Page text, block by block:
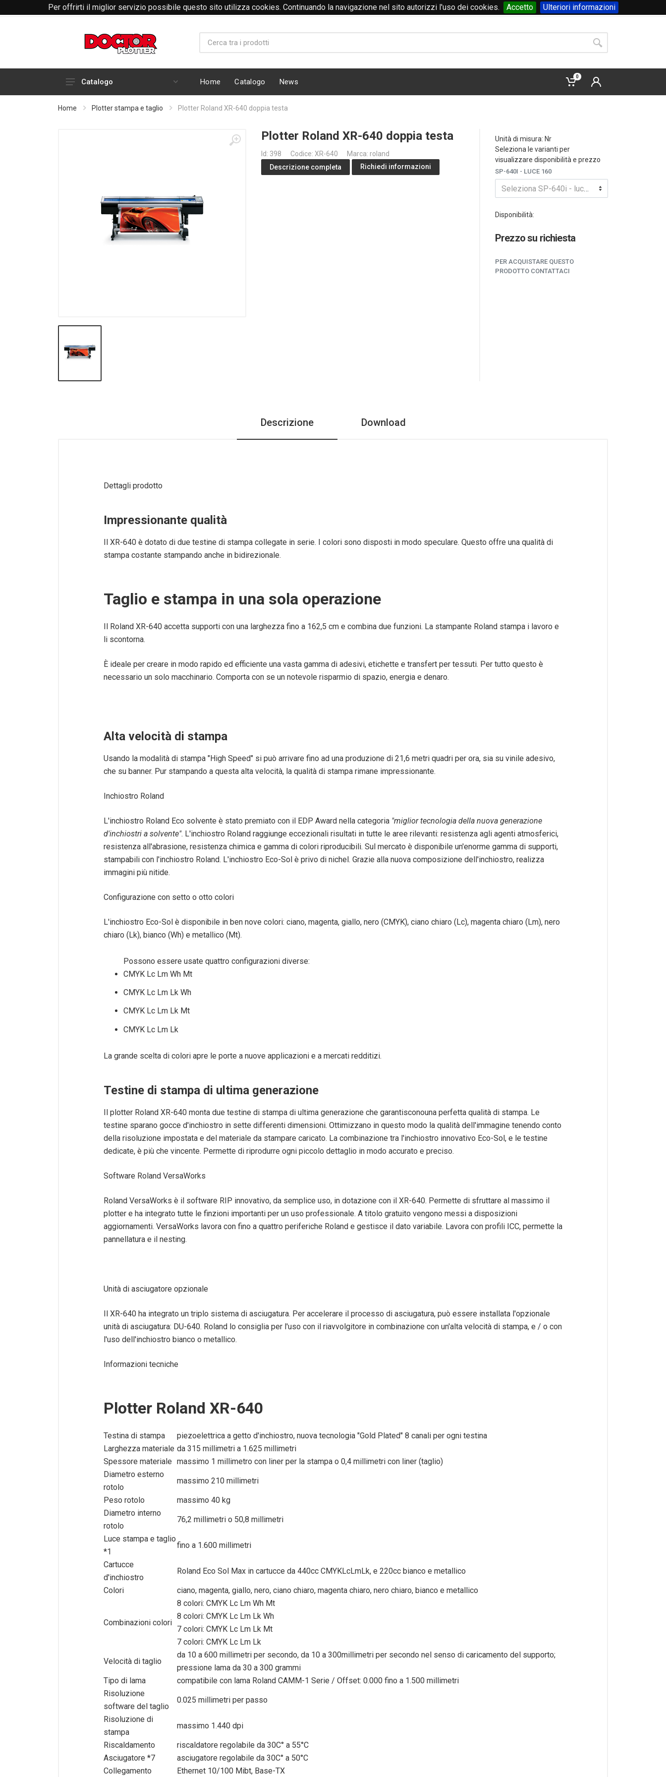
Per offrirti il miglior servizio possibile questo sito utilizza cookies. Continuando la navigazione nel sito autorizzi l'uso dei cookies. Accetto Ulteriori informazioni
Accedi oregistrati
HARDWARE
Catalogo Home Catalogo News
0
Home Plotter stampa e taglio Plotter Roland XR-640 doppia testa
Plotter Roland XR-640 doppia testa
Id: 398 Codice: XR-640
Marca: roland
Descrizione completa
Richiedi informazioni
Unità di misura: Nr
Seleziona le varianti per
visualizzare disponibilità e prezzo
SP-640I - LUCE 160
Seleziona SP-640i - luce 160
Disponibilità:
Prezzo su richiesta
PER ACQUISTARE QUESTO
PRODOTTO CONTATTACI
Descrizione Download
Dettagli prodotto
Impressionante qualità
Il XR-640 è dotato di due testine di stampa collegate in serie. I colori sono disposti in modo speculare. Questo offre una qualità di
stampa costante stampando anche in bidirezionale.
Taglio e stampa in una sola operazione
Il Roland XR-640 accetta supporti con una larghezza fino a 162,5 cm e combina due funzioni. La stampante Roland stampa i lavoro e
li scontorna.
È ideale per creare in modo rapido ed efficiente una vasta gamma di adesivi, etichette e transfert per tessuti. Per tutto questo è
necessario un solo macchinario. Comporta con se un notevole risparmio di spazio, energia e denaro.
Alta velocità di stampa
Usando la modalità di stampa "High Speed" si può arrivare fino ad una produzione di 21,6 metri quadri per ora, sia su vinile adesivo,
che su banner. Pur stampando a questa alta velocità, la qualità di stampa rimane impressionante.
Inchiostro Roland
L'inchiostro Roland Eco solvente è stato premiato con il EDP Award nella categoria "miglior tecnologia della nuova generazione
d'inchiostri a solvente". L'inchiostro Roland raggiunge eccezionali risultati in tutte le aree rilevanti: resistenza agli agenti atmosferici,
resistenza all'abrasione, resistenza chimica e gamma di colori riproducibili. Sul mercato è disponibile un'enorme gamma di supporti,
stampabili con l'inchiostro Roland. L'inchiostro Eco-Sol è privo di nichel. Grazie alla nuova composizione dell'inchiostro, realizza
immagini più nitide.
Configurazione con setto o otto colori
L'inchiostro Eco-Sol è disponibile in ben nove colori: ciano, magenta, giallo, nero (CMYK), ciano chiaro (Lc), magenta chiaro (Lm), nero
chiaro (Lk), bianco (Wh) e metallico (Mt).
Possono essere usate quattro configurazioni diverse:
CMYK Lc Lm Wh Mt
CMYK Lc Lm Lk Wh
CMYK Lc Lm Lk Mt
CMYK Lc Lm Lk
La grande scelta di colori apre le porte a nuove applicazioni e a mercati redditizi.
Testine di stampa di ultima generazione
Il plotter Roland XR-640 monta due testine di stampa di ultima generazione che garantisconouna perfetta qualità di stampa. Le
testine sparano gocce d'inchiostro in sette differenti dimensioni. Ottimizzano in questo modo la qualità dell'immagine tenendo conto
della risoluzione impostata e del materiale da stampare caricato. La combinazione tra l'inchiostro innovativo Eco-Sol, e le testine
dedicate, è più che vincente. Permette di riprodurre ogni piccolo dettaglio in modo accurato e preciso.
Software Roland VersaWorks
Roland VersaWorks è il software RIP innovativo, da semplice uso, in dotazione con il XR-640. Permette di sfruttare al massimo il
plotter e ha integrato tutte le finzioni importanti per un uso professionale. A titolo gratuito vengono messi a disposizioni
aggiornamenti. VersaWorks lavora con fino a quattro periferiche Roland e gestisce il dato variabile. Lavora con profili ICC, permette la
pannellatura e il nesting.
Unità di asciugatore opzionale
Il XR-640 ha integrato un triplo sistema di asciugatura. Per accelerare il processo di asciugatura, può essere installata l'opzionale
unità di asciugatura: DU-640. Roland lo consiglia per l'uso con il riavvolgitore in combinazione con un'alta velocità di stampa, e / o con
l'uso dell'inchiostro bianco o metallico.
Informazioni tecniche
Plotter Roland XR-640
Testina di stampa
piezoelettrica a getto d'inchiostro, nuova tecnologia "Gold Plated" 8 canali per ogni testina
Larghezza materiale da 315 millimetri a 1.625 millimetri
Spessore materiale massimo 1 millimetro con liner per la stampa o 0,4 millimetri con liner (taglio)
Diametro esterno
rotolo
massimo 210 millimetri
Peso rotolo
massimo 40 kg
Diametro interno
rotolo
76,2 millimetri o 50,8 millimetri
Luce stampa e taglio
*1
fino a 1.600 millimetri
Cartucce
d'inchiostro
Roland Eco Sol Max in cartucce da 440cc CMYKLcLmLk, e 220cc bianco e metallico
Colori ciano, magenta, giallo, nero, ciano chiaro, magenta chiaro, nero chiaro, bianco e metallico
Combinazioni colori
8 colori: CMYK Lc Lm Wh Mt
8 colori: CMYK Lc Lm Lk Wh
7 colori: CMYK Lc Lm Lk Mt
7 colori: CMYK Lc Lm Lk
Velocità di taglio
da 10 a 600 millimetri per secondo, da 10 a 300millimetri per secondo nel senso di caricamento del supporto;
pressione lama da 30 a 300 grammi
Tipo di lama
compatibile con lama Roland CAMM-1 Serie / Offset: 0.000 fino a 1.500 millimetri
Risoluzione
software del taglio
0.025 millimetri per passo
Risoluzione di
stampa
massimo 1.440 dpi
Riscaldamento
riscaldatore regolabile da 30C° a 55°C
Asciugatore *7
asciugatore regolabile da 30C° a 50°C
Collegamento
Ethernet 10/100 Mibt, Base-TX